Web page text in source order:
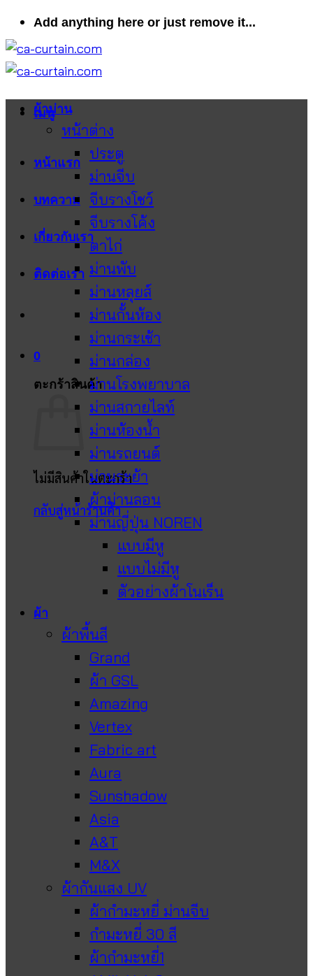
ข้าม
ไป
ยัง
เนื้อหา
Add anything here or just remove it...
เมนู
หน้าแรก
บทความ
เกี่ยวกับเรา
ติดต่อเรา
0
ตะกร้าสินค้า
ไม่มีสินค้าในตะกร้า
กลับสู่หน้าร้านค้า
ผ้าม่าน
หน้าต่าง
ประตู
ม่านจีบ
จีบรางโชว์
จีบรางโค้ง
ตาไก่
ม่านพับ
ม่านหลุยส์
ม่านกั้นห้อง
ม่านกระเช้า
ม่านกล่อง
ม่านโรงพยาบาล
ม่านสกายไลท์
ม่านห้องน้ำ
ม่านรถยนต์
ม่านระย้า
ผ้าม่านลอน
ม่านญี่ปุ่น NOREN
แบบมีหู
แบบไม่มีหู
ตัวอย่างผ้าโนเร็น
ผ้า
ผ้าพื้นสี
Grand
ผ้า GSL
Amazing
Vertex
Fabric art
Aura
Sunshadow
Asia
A&T
M&X
ผ้ากันแสง UV
ผ้ากำมะหยี่ ม่านจีบ
กำมะหยี่ 30 สี
ผ้ากำมะหยี่1